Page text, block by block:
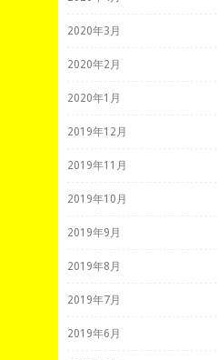
2020年3月
2020年2月
2020年1月
2019年12月
2019年11月
2019年10月
2019年9月
2019年8月
2019年7月
2019年6月